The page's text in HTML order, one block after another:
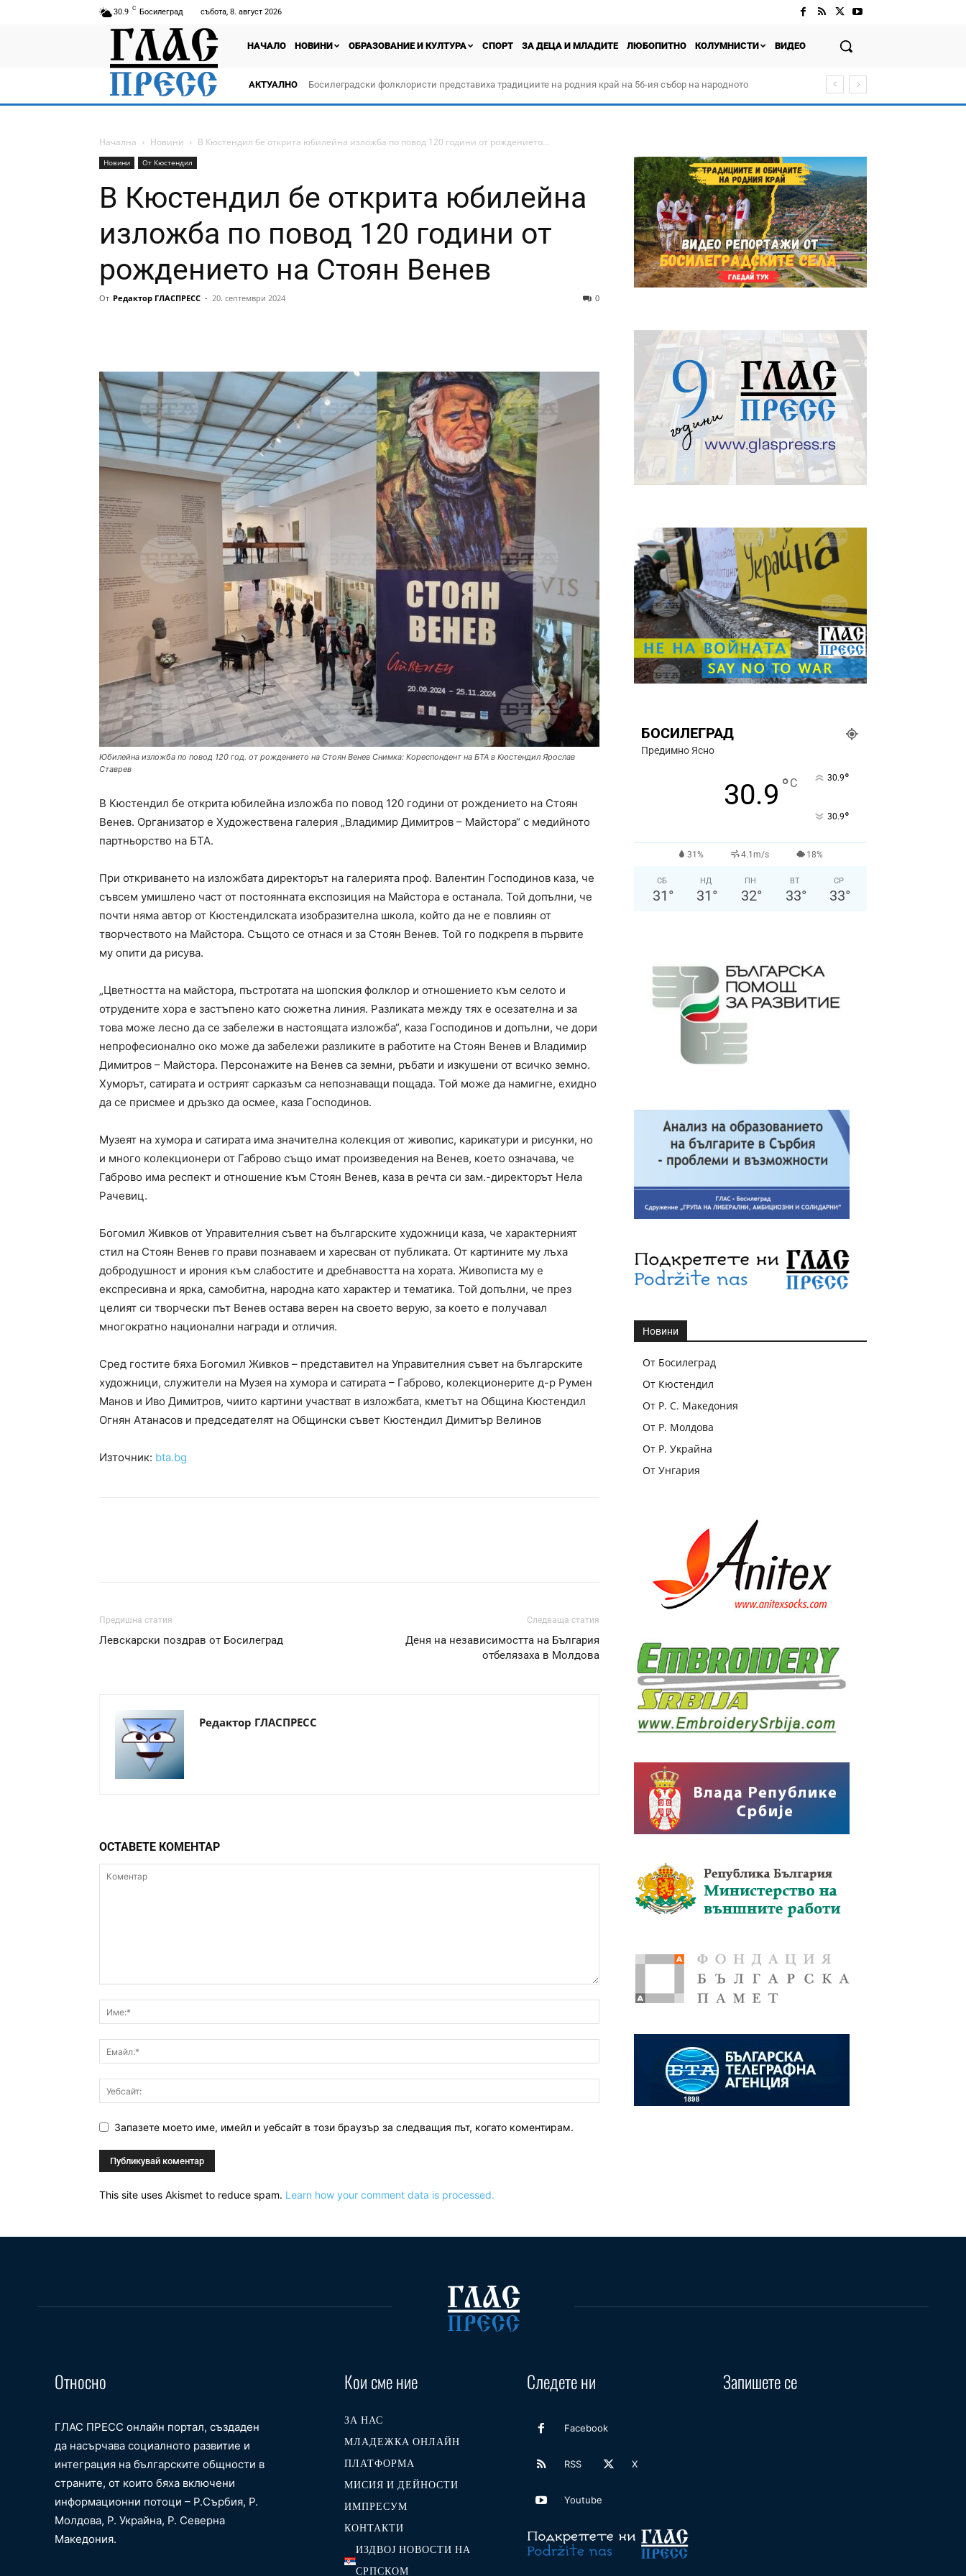
30.9 C Босилеград събота, 8. август 2026
НАЧАЛО НОВИНИ ОБРАЗОВАНИЕ И КУЛТУРА СПОРТ ЗА ДЕЦА И МЛАДИТЕ ЛЮБОПИТНО КОЛУМНИСТИ ВИДЕО
АКТУАЛНО
Босилеградски фолклористи представиха традициите на родния край на 56-ия събор на народното
творчество „Прођох Левач, прођох Шумадију“
Начална Новини В Кюстендил бе открита юбилейна изложба по повод 120 години от рождението...
Новини От Кюстендил
В Кюстендил бе открита юбилейна
изложба по повод 120 години от
рождението на Стоян Венев
От Редактор ГЛАСПРЕСС - 20. септември 2024 0
Юбилейна изложба по повод 120 год. от рождението на Стоян Венев Снимка: Кореспондент на БТА в Кюстендил Ярослав
Ставрев
В Кюстендил бе открита юбилейна изложба по повод 120 години от рождението на Стоян
Венев. Организатор е Художествена галерия „Владимир Димитров – Майстора“ с медийното
партньорство на БТА.
При откриването на изложбата директорът на галерията проф. Валентин Господинов каза, че
съвсем умишлено част от постоянната експозиция на Майстора е останала. Той допълни, че
почти няма автор от Кюстендилската изобразителна школа, който да не е повлиян от
творчеството на Майстора. Същото се отнася и за Стоян Венев. Той го подкрепя в първите
му опити да рисува.
„Цветността на майстора, пъстротата на шопския фолклор и отношението към селото и
отрудените хора е застъпено като сюжетна линия. Разликата между тях е осезателна и за
това може лесно да се забележи в настоящата изложба“, каза Господинов и допълни, че дори
непрофесионално око може да забележи разликите в работите на Стоян Венев и Владимир
Димитров – Майстора. Персонажите на Венев са земни, ръбати и изкушени от всичко земно.
Хуморът, сатирата и острият сарказъм са непознаващи пощада. Той може да намигне, ехидно
да се присмее и дръзко да осмее, каза Господинов.
Музеят на хумора и сатирата има значителна колекция от живопис, карикатури и рисунки, но
и много колекционери от Габрово също имат произведения на Венев, което означава, че
Габрово има респект и отношение към Стоян Венев, каза в речта си зам.-директорът Нела
Рачевиц.
Богомил Живков от Управителния съвет на българските художници каза, че характерният
стил на Стоян Венев го прави познаваем и харесван от публиката. От картините му лъха
добродушност и ирония към слабостите и дребнавостта на хората. Живописта му е
експресивна и ярка, самобитна, народна като характер и тематика. Той допълни, че през
целият си творчески път Венев остава верен на своето верую, за което е получавал
многократно национални награди и отличия.
Сред гостите бяха Богомил Живков – представител на Управителния съвет на българските
художници, служители на Музея на хумора и сатирата – Габрово, колекционерите д-р Румен
Манов и Иво Димитров, чиито картини участват в изложбата, кметът на Община Кюстендил
Огнян Атанасов и председателят на Общински съвет Кюстендил Димитър Велинов
Източник: bta.bg
Предишна статия
Левскарски поздрав от Босилеград
Следваща статия
Деня на независимостта на България
отбелязаха в Молдова
Редактор ГЛАСПРЕСС
ОСТАВЕТЕ КОМЕНТАР
Запазете моето име, имейл и уебсайт в този браузър за следващия път, когато коментирам.
This site uses Akismet to reduce spam. Learn how your comment data is processed.
БОСИЛЕГРАД
Предимно Ясно
30.9 °C 30.9°
30.9°
31% 4.1m/s 18%
СБ
31 °
НД
31 °
ПН
32°
ВТ
33°
СР
33°
Новини
От Босилеград
От Кюстендил
От Р. С. Македония
От Р. Молдова
От Р. Украйна
От Унгария
Относно
ГЛАС ПРЕСС онлайн портал, създаден
да насърчава социалното развитие и
интеграция на българските общности в
страните, от които бяха включени
информационни потоци – Р.Сърбия, Р.
Молдова, Р. Украйна, Р. Северна
Македония.
Кои сме ние
ЗА НАС
МЛАДЕЖКА ОНЛАЙН
ПЛАТФОРМА
МИСИЯ И ДЕЙНОСТИ
ИМПРЕСУМ
КОНТАКТИ
ИЗДВОЈ НОВОСТИ НА
СРПСКОМ
Следете ни
Facebook
RSS X
Youtube
Запишете се